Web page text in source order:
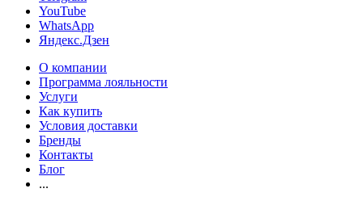
YouTube
WhatsApp
Яндекс.Дзен
О компании
Программа лояльности
Услуги
Как купить
Условия доставки
Бренды
Контакты
Блог
...